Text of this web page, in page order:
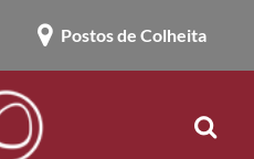
Postos de Colheita